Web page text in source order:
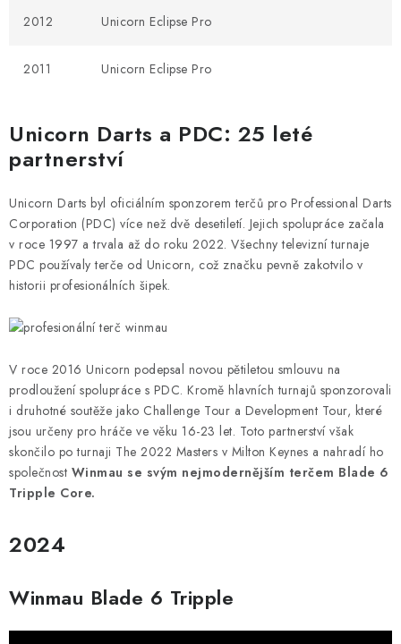
2012 Unicorn Eclipse Pro
2011 Unicorn Eclipse Pro
Unicorn Darts a PDC: 25 leté
partnerství
Unicorn Darts byl oficiálním sponzorem terčů pro Professional Darts
Corporation (PDC) více než dvě desetiletí. Jejich spolupráce začala
v roce 1997 a trvala až do roku 2022. Všechny televizní turnaje
PDC používaly terče od Unicorn, což značku pevně zakotvilo v
historii profesionálních šipek.
V roce 2016 Unicorn podepsal novou pětiletou smlouvu na
prodloužení spolupráce s PDC. Kromě hlavních turnajů sponzorovali
i druhotné soutěže jako Challenge Tour a Development Tour, které
jsou určeny pro hráče ve věku 16-23 let. Toto partnerství však
skončilo po turnaji The 2022 Masters v Milton Keynes a nahradí ho
společnost Winmau se svým nejmodernějším terčem Blade 6
Tripple Core.
2024
Winmau Blade 6 Tripple